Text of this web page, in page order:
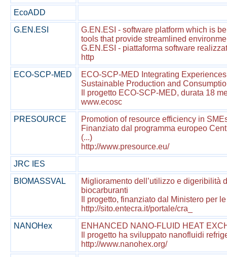
EcoADD
G.EN.ESI
G.EN.ESI - software platform which is
tools that provide streamlined
G.EN.ESI - piattaforma software
http
ECO-SCP-MED
ECO-SCP-MED Integrating
Sustainable Production and
Il progetto ECO-SCP-MED, durata 18
www.ecosc
PRESOURCE
Promotion of resource efficiency in
Finanziato dal programma europeo
(...)
http://www.presource.eu/
JRC IES
BIOMASSVAL
Miglioramento dell’utilizzo e
biocarburanti
Il progetto, finanziato dal Ministero per
http://sito.entecra.it/portale/cra_
NANOHex
ENHANCED NANO-FLUID HEAT
Il progetto ha sviluppato nanofluidi
http://www.nanohex.org/